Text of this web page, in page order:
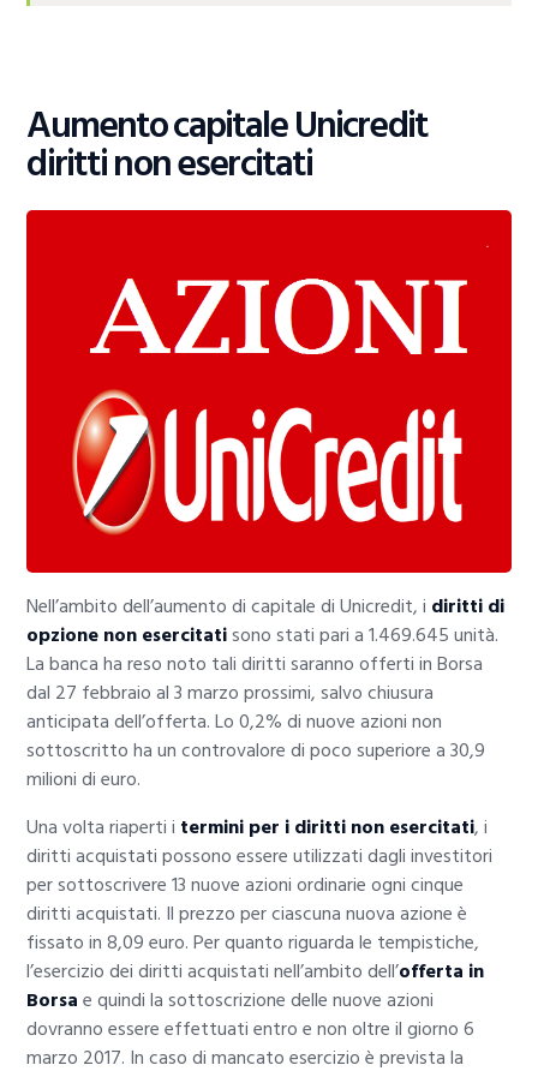
Aumento capitale Unicredit
diritti non esercitati
Nell’ambito dell’aumento di capitale di Unicredit, i diritti di
opzione non esercitatisono stati pari a 1.469.645 unità.
La banca ha reso noto tali diritti saranno offerti in Borsa
dal 27 febbraio al 3 marzo prossimi, salvo chiusura
anticipata dell’offerta. Lo 0,2% di nuove azioni non
sottoscritto ha un controvalore di poco superiore a 30,9
milioni di euro.
Una volta riaperti i termini per i diritti non esercitati, i
diritti acquistati possono essere utilizzati dagli investitori
per sottoscrivere 13 nuove azioni ordinarie ogni cinque
diritti acquistati. Il prezzo per ciascuna nuova azione è
fissato in 8,09 euro. Per quanto riguarda le tempistiche,
l’esercizio dei diritti acquistati nell’ambito dell’offerta in
Borsae quindi la sottoscrizione delle nuove azioni
dovranno essere effettuati entro e non oltre il giorno 6
marzo 2017. In caso di mancato esercizio è prevista la